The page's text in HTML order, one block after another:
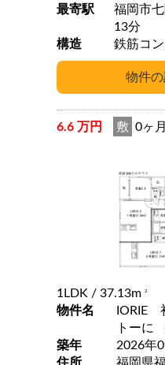
最寄駅
福岡市七隈
13分
構造
鉄筋コ
6.6 万円 敷 0ヶ月
1LDK / 37.13m 2
物件名
IORIE
トーに
築年
2026年